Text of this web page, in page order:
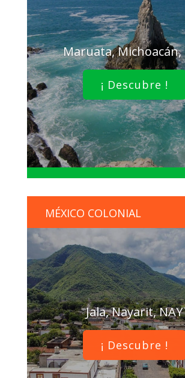
Maruata, Michoacán,
¡ Descubre !
MÉXICO COLONIAL
Jala, Nayarit, NAY
¡ Descubre !